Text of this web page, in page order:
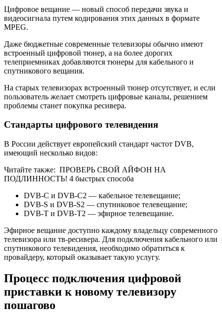
Цифровое вещание — новый способ передачи звука и
видеосигнала путем кодирования этих данных в формате
MPEG.
Даже бюджетные современные телевизоры обычно имеют
встроенный цифровой тюнер, а на более дорогих
телеприемниках добавляются тюнеры для кабельного и
спутникового вещания.
На старых телевизорах встроенный тюнер отсутствует, и если
пользователь желает смотреть цифровые каналы, решением
проблемы станет покупка ресивера.
Стандарты цифрового телевидения
В России действует европейский стандарт частот DVB,
имеющий несколько видов:
Читайте также: ПРОВЕРЬ СВОЙ АЙФОН НА
ПОДЛИННОСТЬ! 4 быстрых способа
DVB-C и DVB-C2 — кабельное телевещание;
DVB-S и DVB-S2 — спутниковое телевещание;
DVB-T и DVB-T2 — эфирное телевещание.
Эфирное вещание доступно каждому владельцу современного
телевизора или тв-ресивера. Для подключения кабельного или
спутникового телевидения, необходимо обратиться к
провайдеру, который оказывает такую услугу.
Процесс подключения цифровой
приставки к новому телевизору
пошагово